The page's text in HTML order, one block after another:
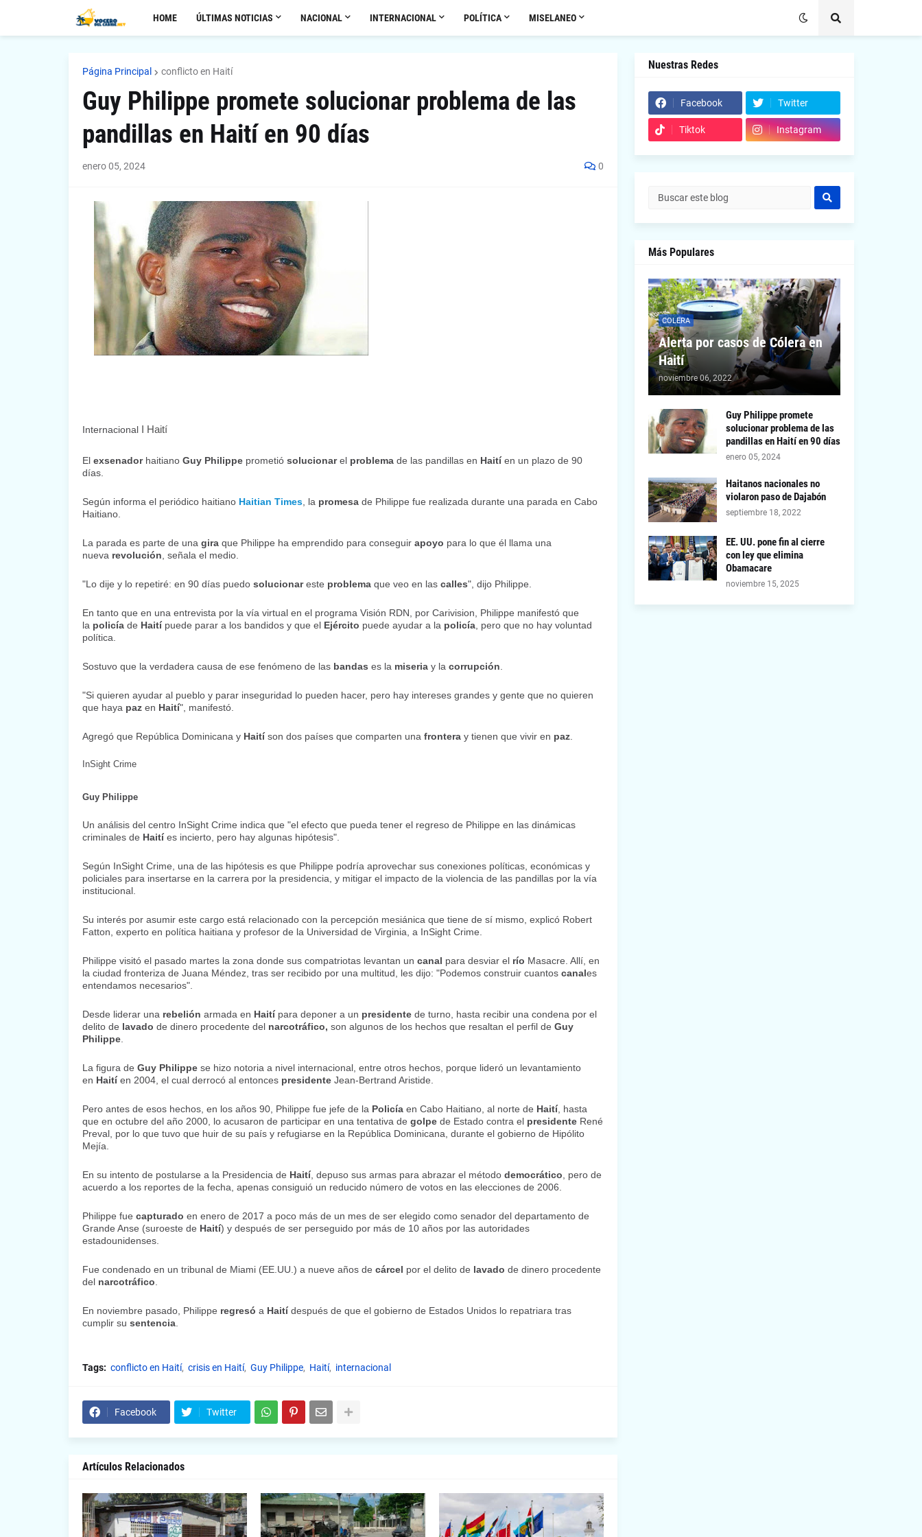
HOME ÚLTIMAS NOTICIAS NACIONAL INTERNACIONAL POLÍTICA MISELANEO
Página Principal conflicto en Haití
Guy Philippe promete solucionar problema de las
pandillas en Haití en 90 días
enero 05, 2024 0
Internacional I Haití
El exsenadorhaitiano Guy Philippeprometió solucionarel problemade las pandillas en Haitíen un plazo de 90
días.
Según informa el periódico haitiano Haitian Times, la promesade Philippe fue realizada durante una parada en Cabo
Haitiano.
La parada es parte de una giraque Philippe ha emprendido para conseguir apoyo para lo que él llama una
nueva revolución , señala el medio.
"Lo dije y lo repetiré: en 90 días puedo solucionareste problemaque veo en las calles", dijo Philippe.
En tanto que en una entrevista por la vía virtual en el programa Visión RDN, por Carivision, Philippe manifestó que
la policíade Haitípuede parar a los bandidos y que el Ejército puede ayudar a la policía, pero que no hay voluntad
política.
Sostuvo que la verdadera causa de ese fenómeno de las bandas es la miseriay la corrupción
"Si quieren ayudar al pueblo y parar inseguridad lo pueden hacer, pero hay intereses grandes y gente que no quieren
que haya pazen Haití", manifestó.
Agregó que República Dominicana y Haitíson dos países que comparten una fronteray tienen que vivir en paz.
InSight Crime
Guy Philippe
Un análisis del centro InSight Crime indica que "el efecto que pueda tener el regreso de Philippe en las dinámicas
criminales de Haitíes incierto, pero hay algunas hipótesis".
Según InSight Crime, una de las hipótesis es que Philippe podría aprovechar sus conexiones políticas, económicas y
policiales para insertarse en la carrera por la presidencia, y mitigar el impacto de la violencia de las pandillas por la vía
institucional.
Su interés por asumir este cargo está relacionado con la percepción mesiánica que tiene de sí mismo, explicó Robert
Fatton, experto en política haitiana y profesor de la Universidad de Virginia, a InSight Crime.
Philippe visitó el pasado martes la zona donde sus compatriotas levantan un canal para desviar el río Masacre. Allí, en
la ciudad fronteriza de Juana Méndez, tras ser recibido por una multitud, les dijo: "Podemos construir cuantos canales
entendamos necesarios".
Desde liderar una rebelión armada en Haitípara deponer a un presidentede turno, hasta recibir una condena por el
delito de lavado de dinero procedente del narcotráfico, son algunos de los hechos que resaltan el perfil de Guy
Philippe.
La figura de Guy Philippese hizo notoria a nivel internacional, entre otros hechos, porque lideró un levantamiento
en Haitíen 2004, el cual derrocó al entonces presidenteJean-Bertrand Aristide.
Pero antes de esos hechos, en los años 90, Philippe fue jefe de la Policíaen Cabo Haitiano, al norte de Haití, hasta
que en octubre del año 2000, lo acusaron de participar en una tentativa de golpede Estado contra el presidenteRené
Preval, por lo que tuvo que huir de su país y refugiarse en la República Dominicana, durante el gobierno de Hipólito
Mejía.
En su intento de postularse a la Presidencia de Haití, depuso sus armas para abrazar el método democrático , pero de
acuerdo a los reportes de la fecha, apenas consiguió un reducido número de votos en las elecciones de 2006.
Philippe fue capturado en enero de 2017 a poco más de un mes de ser elegido como senador del departamento de
Grande Anse (suroeste de Haití) y después de ser perseguido por más de 10 años por las autoridades
estadounidenses.
Fue condenado en un tribunal de Miami (EE.UU.) a nueve años de cárcel por el delito de lavado de dinero procedente
del narcotráfico
En noviembre pasado, Philippe regresó a Haitídespués de que el gobierno de Estados Unidos lo repatriara tras
cumplir su sentencia.
Tags: conflicto en Haití crisis en Haití Guy Philippe Haití internacional
Facebook Twitter
Artículos Relacionados
Nuestras Redes
Facebook Twitter
Tiktok Instagram
Más Populares
COLERA
Alerta por casos de Cólera en
Haití
noviembre 06, 2022
Guy Philippe promete
solucionar problema de las
pandillas en Haití en 90 días
enero 05, 2024
Haitanos nacionales no
violaron paso de Dajabón
septiembre 18, 2022
EE. UU. pone fin al cierre
con ley que elimina
Obamacare
noviembre 15, 2025